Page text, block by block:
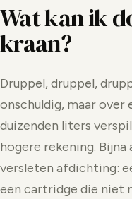
Wat kan ik
kraan?
Druppel, druppel,
onschuldig, maar
duizenden liters
hogere rekening.
versleten afdichting:
een cartridge die niet